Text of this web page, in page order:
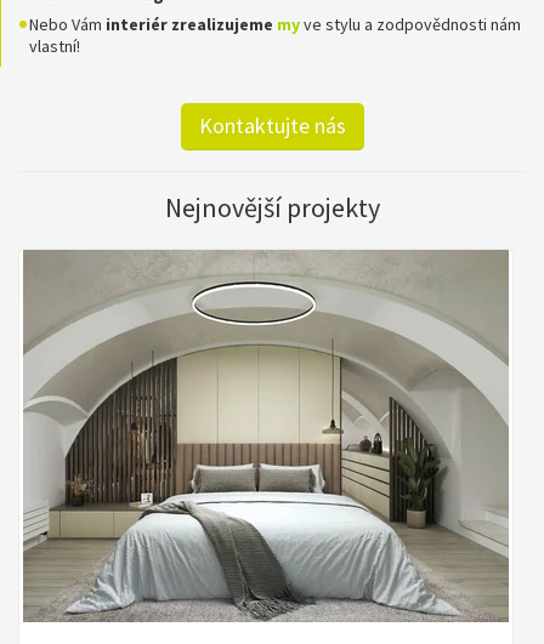
Nebo Vám interiér zrealizujeme myve stylu a zodpovědnosti nám
vlastní!
Kontaktujte nás
Nejnovější projekty